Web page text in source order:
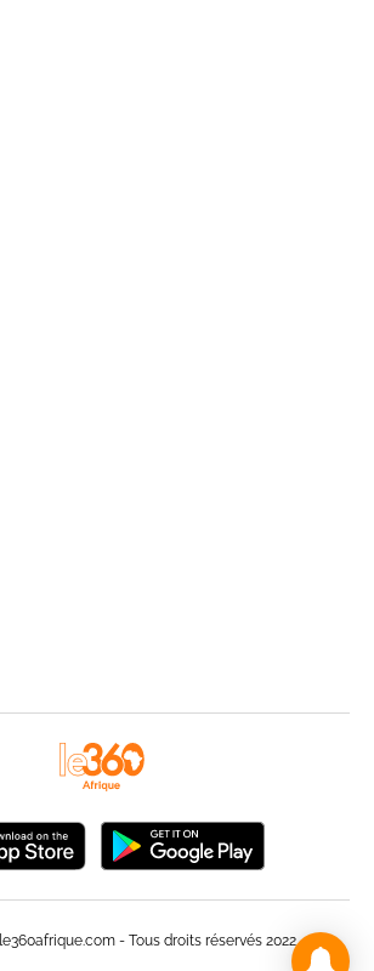
- Tous droits réservés 2022